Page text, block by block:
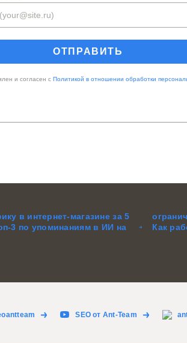
и согласен с Политикой в отношении обработки
в интернет-магазине за 5
3 по упоминаниям в ИИ на
Как
SEO от Ant-Team